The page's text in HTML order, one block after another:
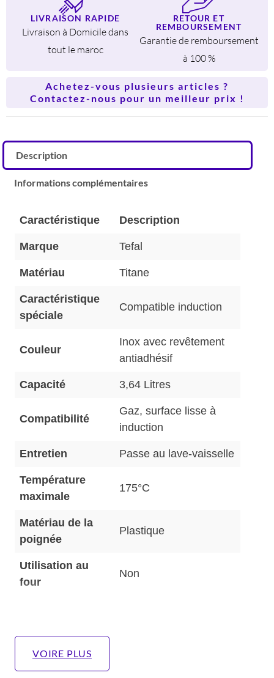
LIVRAISON RAPIDE
Livraison à Domicile dans
tout le maroc
RETOUR ET
REMBOURSEMENT
Garantie de remboursement
à 100 %
Achetez-vous plusieurs articles ?
Contactez-nous pour un meilleur prix !
Description
Informations complémentaires
Caractéristique Description
Marque Tefal
Matériau Titane
Caractéristique
spéciale
Compatible induction
Couleur
Inox avec revêtement
antiadhésif
Capacité 3,64 Litres
Compatibilité
Gaz, surface lisse à
induction
Entretien Passe au lave-vaisselle
Température
maximale
175°C
Matériau de la
poignée
Plastique
Utilisation au
four
Non
VOIRE PLUS